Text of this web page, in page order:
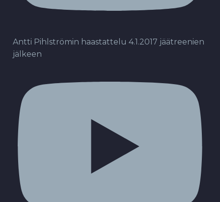
Antti Pihlströmin haastattelu 4.1.2017 jäätreenien
jälkeen